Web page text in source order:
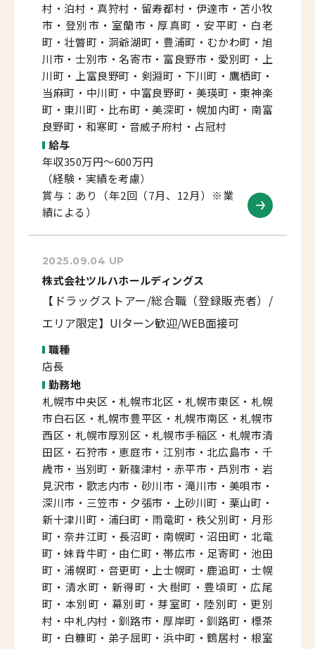
村・泊村・真狩村・留寿都村・伊達市・苫小牧
市・登別市・室蘭市・厚真町・安平町・白老
町・壮瞥町・洞爺湖町・豊浦町・むかわ町・旭
川市・士別市・名寄市・富良野市・愛別町・上
川町・上富良野町・剣淵町・下川町・鷹栖町・
当麻町・中川町・中富良野町・美瑛町・東神楽
町・東川町・比布町・美深町・幌加内町・南富
良野町・和寒町・音威子府村・占冠村
給与
年収350万円～600万円
（経験・実績を考慮）
賞与：あり（年2回（7月、12月）※業
績による）
2025.09.04 UP
株式会社ツルハホールディングス
【ドラッグストアー/総合職（登録販売者）/
エリア限定】UIターン歓迎/WEB面接可
職種
店長
勤務地
札幌市中央区・札幌市北区・札幌市東区・札幌
市白石区・札幌市豊平区・札幌市南区・札幌市
西区・札幌市厚別区・札幌市手稲区・札幌市清
田区・石狩市・恵庭市・江別市・北広島市・千
歳市・当別町・新篠津村・赤平市・芦別市・岩
見沢市・歌志内市・砂川市・滝川市・美唄市・
深川市・三笠市・夕張市・上砂川町・栗山町・
新十津川町・浦臼町・雨竜町・秩父別町・月形
町・奈井江町・長沼町・南幌町・沼田町・北竜
町・妹背牛町・由仁町・帯広市・足寄町・池田
町・浦幌町・音更町・上士幌町・鹿追町・士幌
町・清水町・新得町・大樹町・豊頃町・広尾
町・本別町・幕別町・芽室町・陸別町・更別
村・中札内村・釧路市・厚岸町・釧路町・標茶
町・白糠町・弟子屈町・浜中町・鶴居村・根室